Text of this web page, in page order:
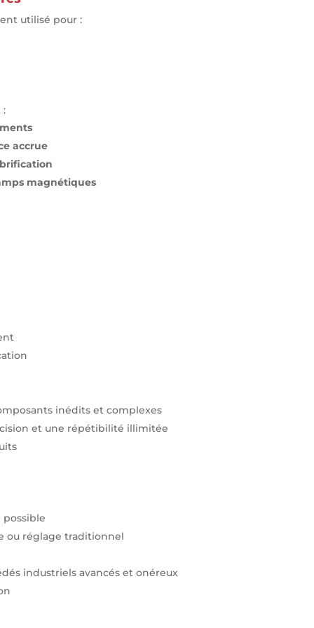
utilisé pour :
:
accrue
magnétiques
inédits et complexes
et une répétibilité illimitée
ou réglage traditionnel
industriels avancés et onéreux